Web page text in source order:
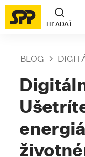
HĽADAŤ
BLOG